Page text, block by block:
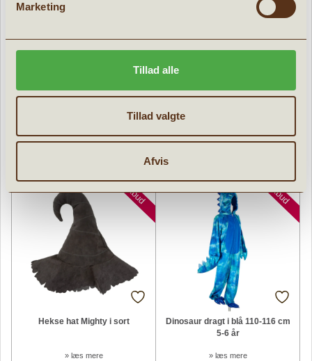
Marketing
Tillad alle
Tillad valgte
Afvis
263,96 kr.
15,96 kr.
Hekse hat Mighty i sort
» læs mere
Tilbud
Dinosaur dragt i blå 110-116 cm
5-6 år
» læs mere
Tilbud